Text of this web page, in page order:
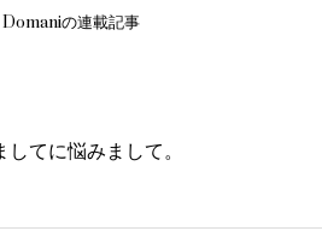
の連載記事
してに悩みまして。